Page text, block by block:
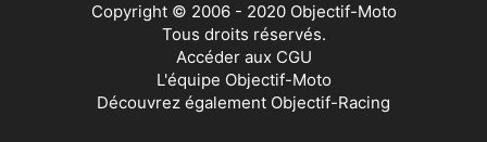
Copyright © 2006 - 2020 Objectif-Moto
Tous droits réservés.
Accéder aux CGU
L'équipe Objectif-Moto
Découvrez également Objectif-Racing